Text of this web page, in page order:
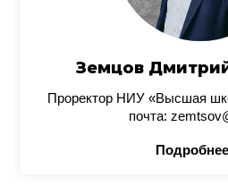
Земцов
Проректор НИУ «Высшая
почта: